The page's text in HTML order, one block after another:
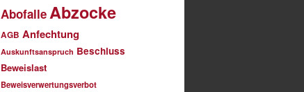
AbofalleAbzocke
AGB Anfechtung
Auskunftsanspruch Beschluss
Beweislast
Beweisverwertungsverbot